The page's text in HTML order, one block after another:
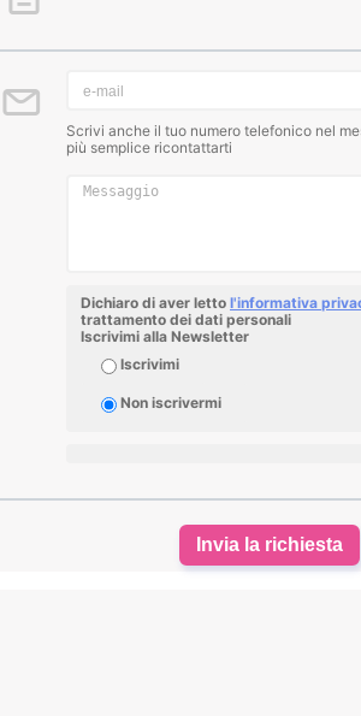
Scrivi anche il tuo numero telefonico nel
più semplice ricontattarti
Dichiaro di aver letto l'informativa
trattamento dei dati personali
Iscrivimi alla Newsletter
Iscrivimi
Non iscrivermi
Invia la richiesta